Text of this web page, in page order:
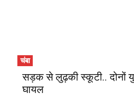
चंबा
सड़क से लुढ़की स्कूटी.. दोनों
घायल